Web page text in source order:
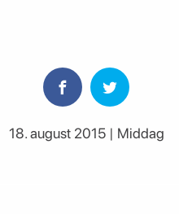
18. august 2015 | Middag